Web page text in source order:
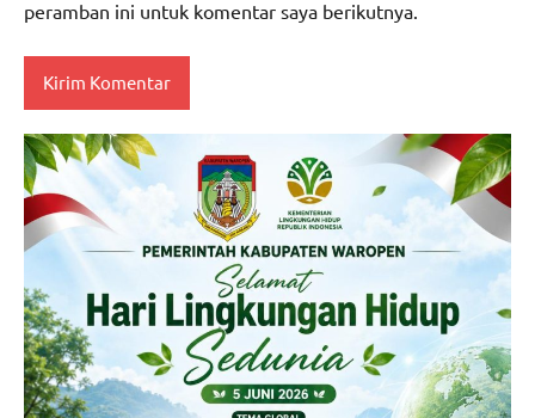
peramban ini untuk komentar saya berikutnya.